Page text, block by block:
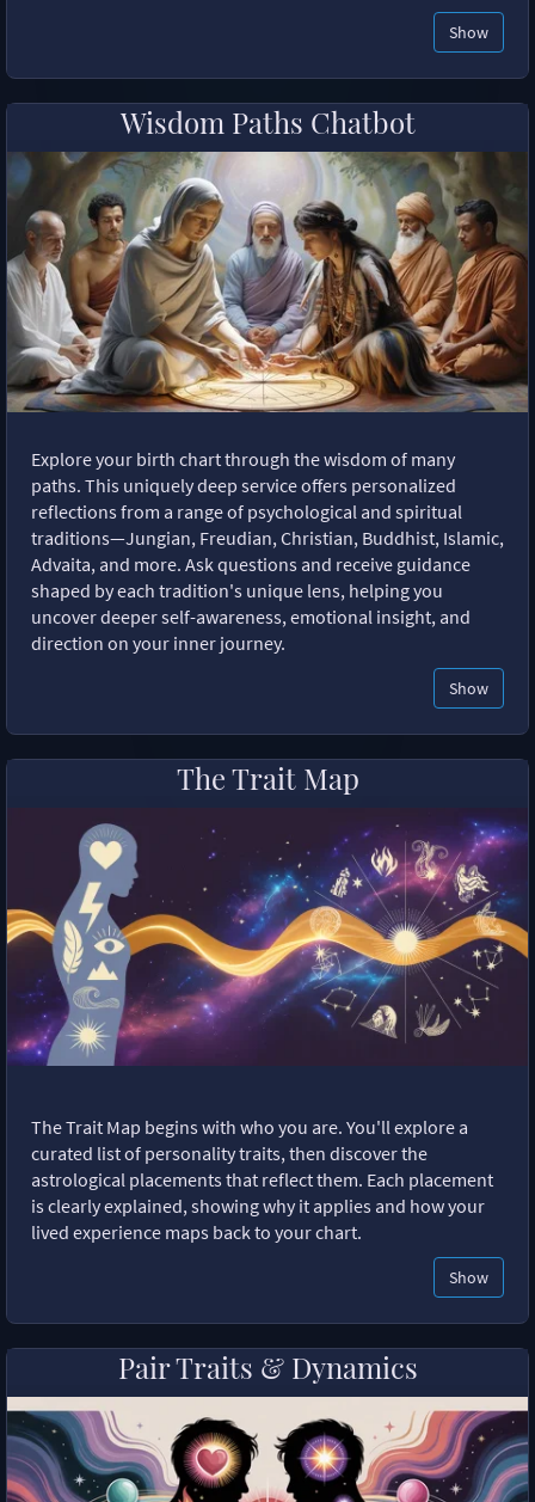
Show
Wisdom Paths Chatbot
Explore your birth chart through the wisdom of many
paths. This uniquely deep service offers personalized
reflections from a range of psychological and spiritual
traditions—Jungian, Freudian, Christian, Buddhist, Islamic,
Advaita, and more. Ask questions and receive guidance
shaped by each tradition's unique lens, helping you
uncover deeper self-awareness, emotional insight, and
direction on your inner journey.
Show
The Trait Map
The Trait Map begins with who you are. You'll explore a
curated list of personality traits, then discover the
astrological placements that reflect them. Each placement
is clearly explained, showing why it applies and how your
lived experience maps back to your chart.
Show
Pair Traits & Dynamics